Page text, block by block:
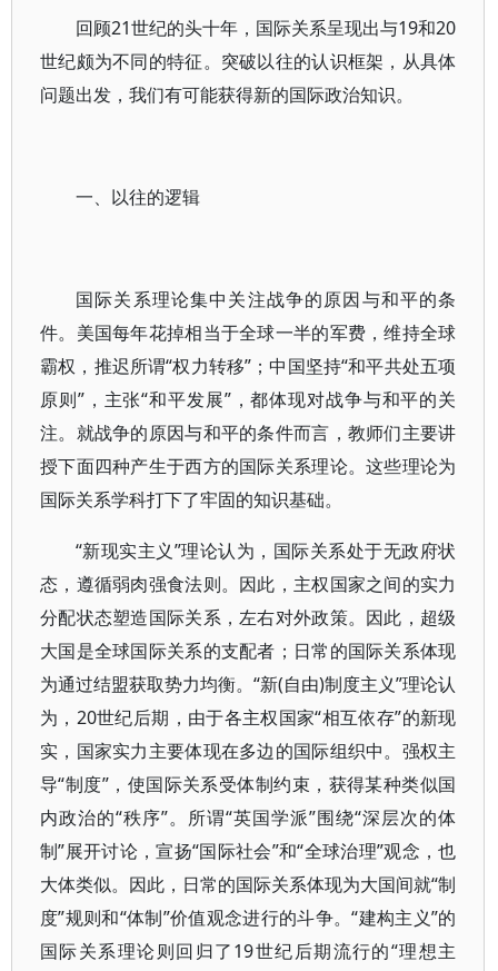
回顾21世纪的头十年，国际关系呈现出与19和20
世纪颇为不同的特征。突破以往的认识框架，从具体
问题出发，我们有可能获得新的国际政治知识。
一、以往的逻辑
国际关系理论集中关注战争的原因与和平的条
件。美国每年花掉相当于全球一半的军费，维持全球
霸权，推迟所谓“权力转移”；中国坚持“和平共处五项
原则”，主张“和平发展”，都体现对战争与和平的关
注。就战争的原因与和平的条件而言，教师们主要讲
授下面四种产生于西方的国际关系理论。这些理论为
国际关系学科打下了牢固的知识基础。
“新现实主义”理论认为，国际关系处于无政府状
态，遵循弱肉强食法则。因此，主权国家之间的实力
分配状态塑造国际关系，左右对外政策。因此，超级
大国是全球国际关系的支配者；日常的国际关系体现
为通过结盟获取势力均衡。“新(自由)制度主义”理论认
为，20世纪后期，由于各主权国家“相互依存”的新现
实，国家实力主要体现在多边的国际组织中。强权主
导“制度”，使国际关系受体制约束，获得某种类似国
内政治的“秩序”。所谓“英国学派”围绕“深层次的体
制”展开讨论，宣扬“国际社会”和“全球治理”观念，也
大体类似。因此，日常的国际关系体现为大国间就“制
度”规则和“体制”价值观念进行的斗争。“建构主义”的
国际关系理论则回归了19世纪后期流行的“理想主